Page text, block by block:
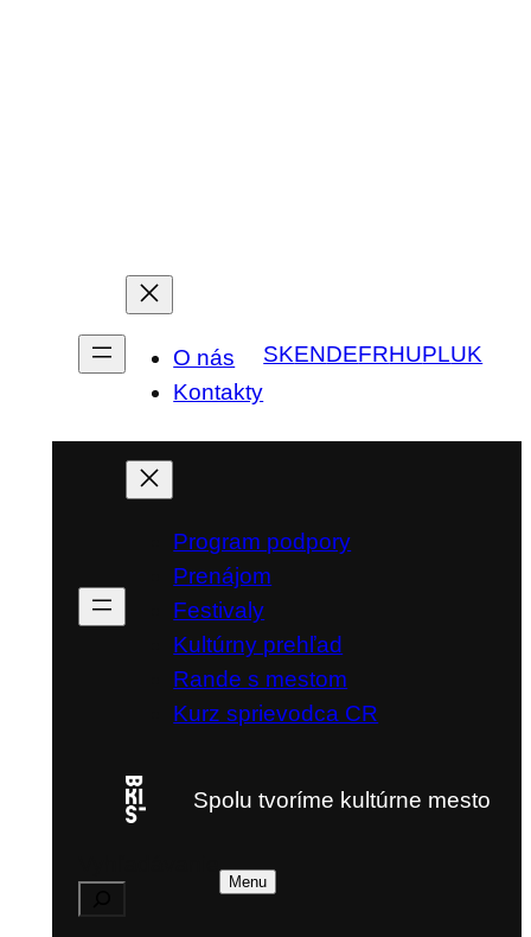
O nás
Kontakty
SKENDEFRHUPLUK
Program podpory
Prenájom
Festivaly
Kultúrny prehľad
Rande s mestom
Kurz sprievodca CR
Spolu tvoríme kultúrne mesto
Menu